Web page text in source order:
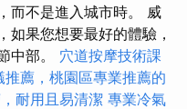
而不是進入城市時。 威
如果您想要最好的體驗，
中部。 穴道按摩技術課
推薦，桃園區專業推薦的
耐用且易清潔 專業冷氣